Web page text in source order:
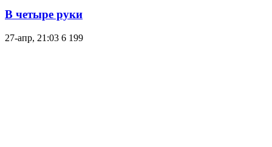
В четыре руки
27-апр, 21:03 6 199